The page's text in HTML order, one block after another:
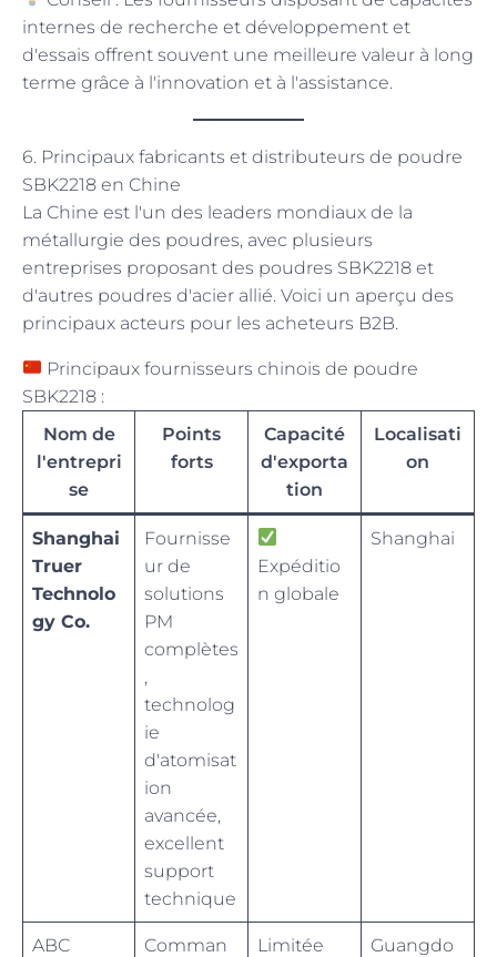
internes de recherche et développement et
d'essais offrent souvent une meilleure valeur à long
terme grâce à l'innovation et à l'assistance.
6. Principaux fabricants et distributeurs de poudre
SBK2218 en Chine
La Chine est l'un des leaders mondiaux de la
métallurgie des poudres, avec plusieurs
entreprises proposant des poudres SBK2218 et
d'autres poudres d'acier allié. Voici un aperçu des
principaux acteurs pour les acheteurs B2B.
Principaux fournisseurs chinois de poudre
SBK2218 :
Nom de
l'entrepri
se
Points
forts
Capacité
d'exporta
tion
Localisati
on
Shanghai
Truer
Technolo
gy Co.
Fournisse
ur de
solutions
PM
complètes
,
technolog
ie
d'atomisat
ion
avancée,
excellent
support
technique
Expéditio
n globale
Shanghai
ABC
Comman
Limitée
Guangdo